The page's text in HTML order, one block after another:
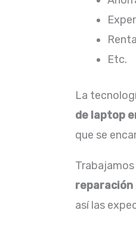
Etc.
La
de laptop
que se
reparación
así las